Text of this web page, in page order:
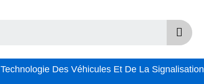
Technologie Des Véhicules Et De La Signalisation